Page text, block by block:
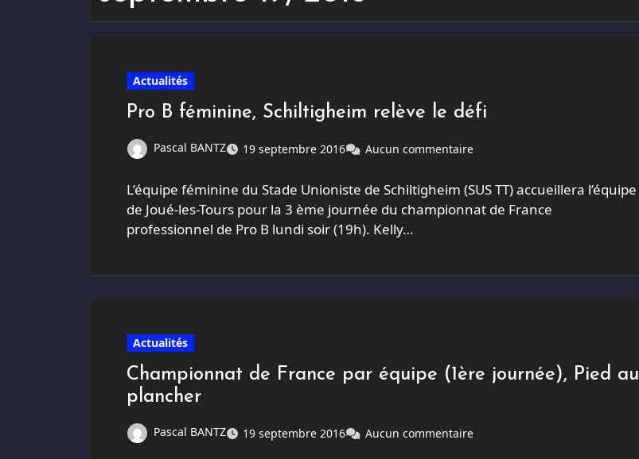
Actualités
Pro B féminine, Schiltigheim relève le défi
Pascal BANTZ 19 septembre 2016 Aucun commentaire
L’équipe féminine du Stade Unioniste de Schiltigheim (SUS TT) accueillera l’équipe
de Joué-les-Tours pour la 3 ème journée du championnat de France
professionnel de Pro B lundi soir (19h). Kelly…
Actualités
Championnat de France par équipe (1ère journée), Pied au
plancher
Pascal BANTZ 19 septembre 2016 Aucun commentaire